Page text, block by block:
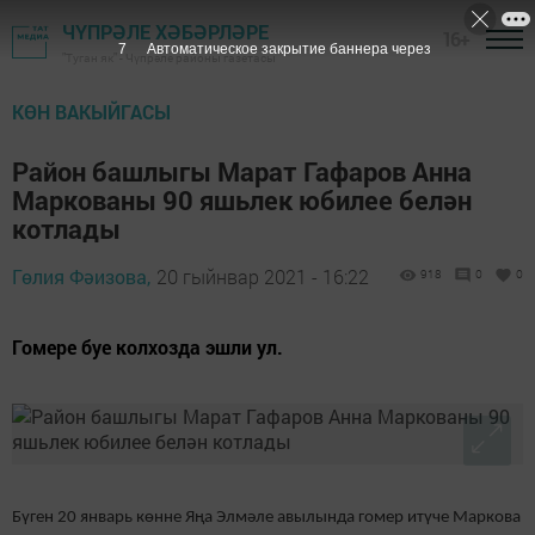
ЧҮПРӘЛЕ ХӘБӘРЛӘРЕ
"Туган як" - Чүпрәле районы газетасы
КӨН ВАКЫЙГАСЫ
Район башлыгы Марат Гафаров Анна
Маркованы 90 яшьлек юбилее белән
котлады
Гөлия Фәизова, 20 гыйнвар 2021 - 16:22 918 0 0
Гомере буе колхозда эшли ул.
Бүген 20 январь көнне Яңа Элмәле авылында гомер итүче Маркова
6 Автоматическое закрытие баннера через